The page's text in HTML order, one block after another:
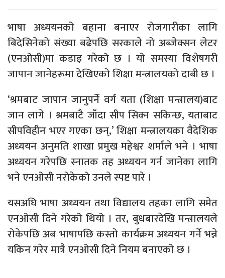
भाषा अध्ययनको बहाना बनाएर रोजगारीका लागि
बिदेसिनेको संख्या बढेपछि सरकाले नो अब्जेक्सन लेटर
(एनओसी)मा कडाइ गरेको छ । यो समस्या विशेषगरी
जापान जानेहरूमा देखिएको शिक्षा मन्त्रालयको दाबी छ ।
‘श्रमबाट जापान जानुपर्ने वर्ग यता (शिक्षा मन्त्रालय)बाट
जान लागे । श्रमबाटै जाँदा सीप सिक्न सकिन्छ, यताबाट
सीपविहीन भएर गएका छन्,’ शिक्षा मन्त्रालयका वैदेशिक
अध्ययन अनुमति शाखा प्रमुख महेश्वर शर्माले भने । भाषा
अध्ययन गरेपछि स्नातक तह अध्ययन गर्न जानेका लागि
भने एनओसी नरोकेको उनले स्पष्ट पारे ।
यसअघि भाषा अध्ययन तथा विद्यालय तहका लागि समेत
एनओसी दिने गरेको थियो । तर, बुधबारदेखि मन्त्रालयले
रोकेपछि अब भाषापछि कस्तो कार्यक्रम अध्ययन गर्ने भन्ने
यकिन गरेर मात्रै एनओसी दिने नियम बनाएको छ ।